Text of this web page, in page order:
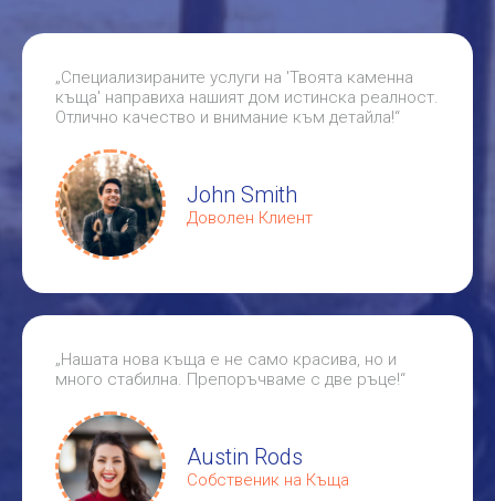
„Специализираните услуги на 'Твоята каменна
къща' направиха нашият дом истинска реалност.
Отлично качество и внимание към детайла!“
John Smith
Доволен Клиент
„Нашата нова къща е не само красива, но и
много стабилна. Препоръчваме с две ръце!“
Austin Rods
Собственик на Къща